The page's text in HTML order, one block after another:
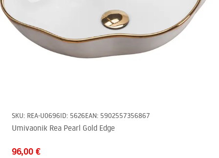
SKU: REA-U0696ID: 5626EAN: 5902557356867
Umivaonik Rea Pearl Gold Edge
96,00 €